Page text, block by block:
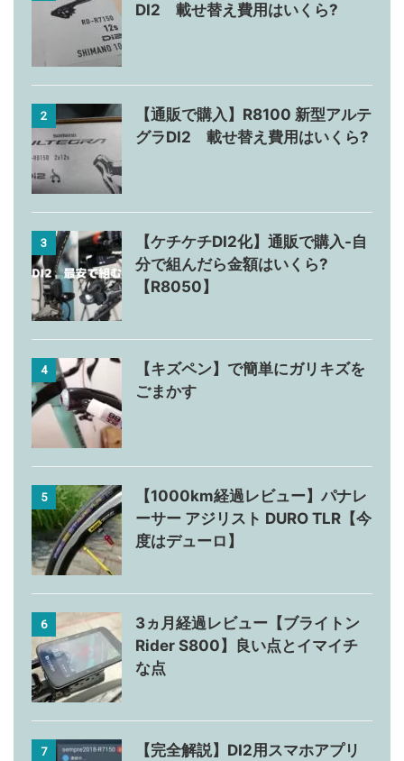
DI2 載せ替え費用はいくら?
2
【通販で購入】R8100 新型アルテ
グラDI2 載せ替え費用はいくら?
3
【ケチケチDI2化】通販で購入-自
分で組んだら金額はいくら?
【R8050】
4
【キズペン】で簡単にガリキズを
ごまかす
5
【1000km経過レビュー】パナレ
ーサー アジリスト DURO TLR【今
度はデューロ】
6
3ヵ月経過レビュー【ブライトン
Rider S800】良い点とイマイチ
な点
7
【完全解説】DI2用スマホアプリ